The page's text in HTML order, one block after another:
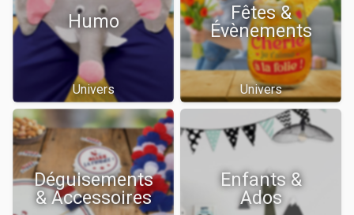
Humo
Univers
Fêtes &
Évènements
Univers
Déguisements
& Accessoires
Enfants &
Ados